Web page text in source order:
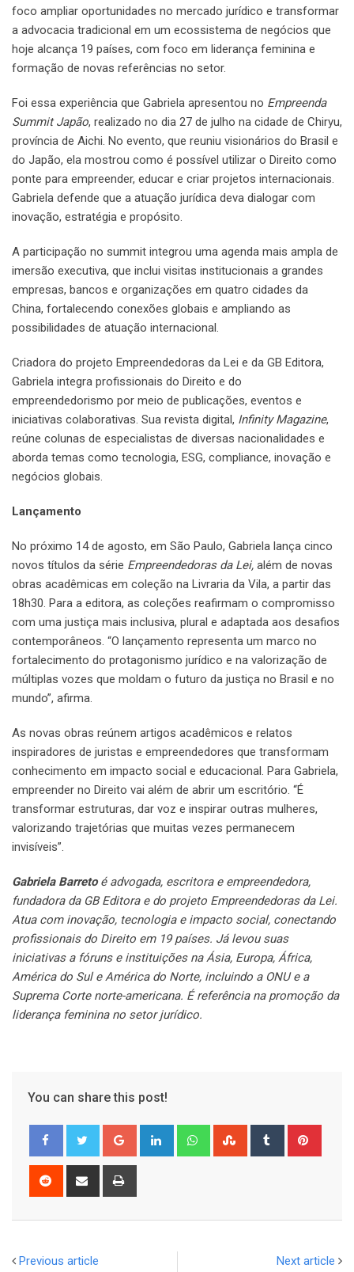
foco ampliar oportunidades no mercado jurídico e transformar
a advocacia tradicional em um ecossistema de negócios que
hoje alcança 19 países, com foco em liderança feminina e
formação de novas referências no setor.
Foi essa experiência que Gabriela apresentou no Empreenda
Summit Japão, realizado no dia 27 de julho na cidade de Chiryu,
província de Aichi. No evento, que reuniu visionários do Brasil e
do Japão, ela mostrou como é possível utilizar o Direito como
ponte para empreender, educar e criar projetos internacionais.
Gabriela defende que a atuação jurídica deva dialogar com
inovação, estratégia e propósito.
A participação no summit integrou uma agenda mais ampla de
imersão executiva, que inclui visitas institucionais a grandes
empresas, bancos e organizações em quatro cidades da
China, fortalecendo conexões globais e ampliando as
possibilidades de atuação internacional.
Criadora do projeto Empreendedoras da Lei e da GB Editora,
Gabriela integra profissionais do Direito e do
empreendedorismo por meio de publicações, eventos e
iniciativas colaborativas. Sua revista digital, Infinity Magazine,
reúne colunas de especialistas de diversas nacionalidades e
aborda temas como tecnologia, ESG, compliance, inovação e
negócios globais.
Lançamento
No próximo 14 de agosto, em São Paulo, Gabriela lança cinco
novos títulos da série Empreendedoras da Lei, além de novas
obras acadêmicas em coleção na Livraria da Vila, a partir das
18h30. Para a editora, as coleções reafirmam o compromisso
com uma justiça mais inclusiva, plural e adaptada aos desafios
contemporâneos. “O lançamento representa um marco no
fortalecimento do protagonismo jurídico e na valorização de
múltiplas vozes que moldam o futuro da justiça no Brasil e no
mundo”, afirma.
As novas obras reúnem artigos acadêmicos e relatos
inspiradores de juristas e empreendedores que transformam
conhecimento em impacto social e educacional. Para Gabriela,
empreender no Direito vai além de abrir um escritório. “É
transformar estruturas, dar voz e inspirar outras mulheres,
valorizando trajetórias que muitas vezes permanecem
invisíveis”.
Gabriela Barretoé advogada, escritora e empreendedora,
fundadora da GB Editora e do projeto Empreendedoras da Lei.
Atua com inovação, tecnologia e impacto social, conectando
profissionais do Direito em 19 países. Já levou suas
iniciativas a fóruns e instituições na Ásia, Europa, África,
América do Sul e América do Norte, incluindo a ONU e a
Suprema Corte norte-americana. É referência na promoção da
liderança feminina no setor jurídico.
You can share this post!
Google+ LinkedIn WhatsappStumbleUpon
Tumblr
Reddit
Share
Previous article Next article